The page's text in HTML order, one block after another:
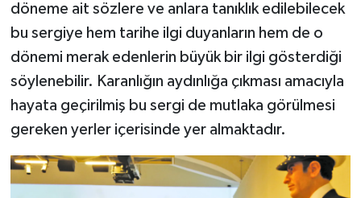
döneme ait sözlere ve anlara tanıklık edilebilecek
bu sergiye hem tarihe ilgi duyanların hem de o
dönemi merak edenlerin büyük bir ilgi gösterdiği
söylenebilir. Karanlığın aydınlığa çıkması amacıyla
hayata geçirilmiş bu sergi de mutlaka görülmesi
gereken yerler içerisinde yer almaktadır.